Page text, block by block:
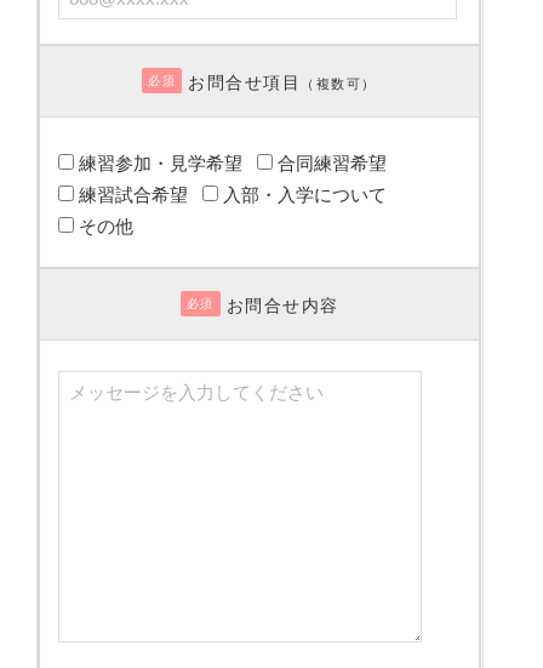
必須 お問合せ項目 （複数可）
練習参加・見学希望
合同練習希望
練習試合希望
入部・入学について
その他
必須 お問合せ内容